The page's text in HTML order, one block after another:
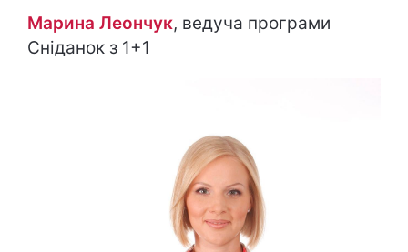
Марина Леончук, ведуча програми
Сніданок з 1+1